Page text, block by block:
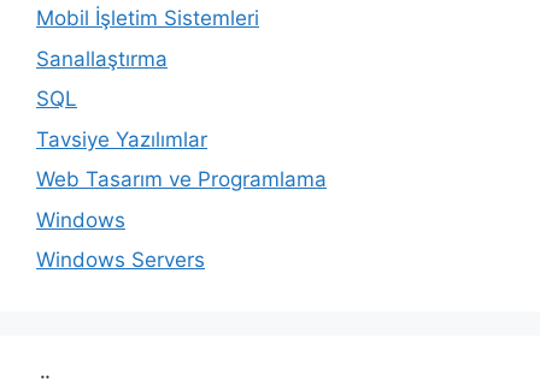
Mobil İşletim Sistemleri
Sanallaştırma
SQL
Tavsiye Yazılımlar
Web Tasarım ve Programlama
Windows
Windows Servers